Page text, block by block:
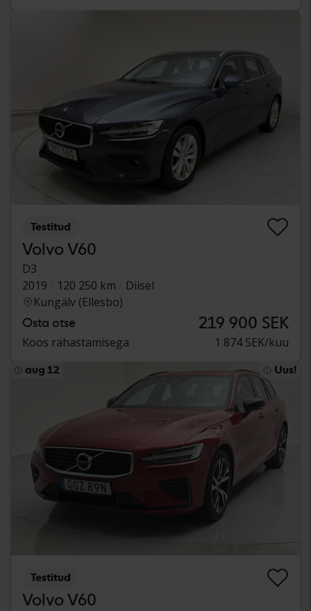
Testitud
Volvo V60
D3
2019
120 250 km
Diisel
Kungälv (Ellesbo)
Osta otse 219 900 SEK
Koos rahastamisega 1 874 SEK/kuu
aug 12 Uus!
Testitud
Volvo V60